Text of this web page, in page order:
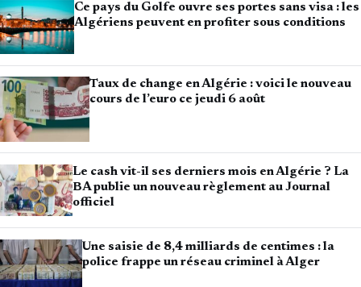
Ce pays du Golfe ouvre ses portes sans visa : les
Algériens peuvent en profiter sous conditions
Taux de change en Algérie : voici le nouveau
cours de l’euro ce jeudi 6 août
Le cash vit-il ses derniers mois en Algérie ? La
BA publie un nouveau règlement au Journal
officiel
Une saisie de 8,4 milliards de centimes : la
police frappe un réseau criminel à Alger